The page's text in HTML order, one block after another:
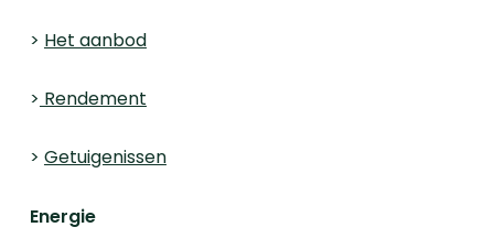
> Het aanbod
> Rendement
> Getuigenissen
Energie